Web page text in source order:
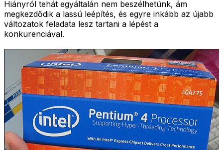
Hiányról tehát egyáltalán nem beszélhetünk, ám
megkezdődik a lassú leépítés, és egyre inkább az újabb
változatok feladata lesz tartani a lépést a
konkurenciával.